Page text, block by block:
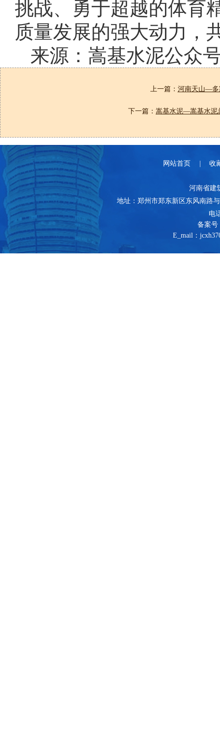
挑战、勇于超越的体育
质量发展的强大动力，
来源：嵩基水泥公众
上一篇： 河南天山—多
下一篇： 嵩基水泥—嵩基水泥